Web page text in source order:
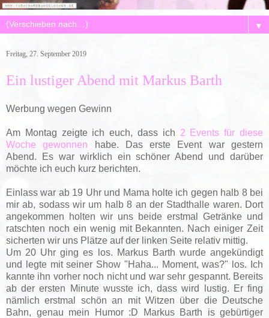
▼
Freitag, 27. September 2019
Ein lustiger Abend mit Markus Barth
Werbung wegen Gewinn
Am Montag zeigte ich euch, dass ich 2 Events für diese
Woche gewonnen habe. Das erste Event war gestern
Abend. Es war wirklich ein schöner Abend und darüber
möchte ich euch kurz berichten.
Einlass war ab 19 Uhr und Mama holte ich gegen halb 8 bei
mir ab, sodass wir um halb 8 an der Stadthalle waren. Dort
angekommen holten wir uns beide erstmal Getränke und
ratschten noch ein wenig mit Bekannten. Nach einiger Zeit
sicherten wir uns Plätze auf der linken Seite relativ mittig.
Um 20 Uhr ging es los. Markus Barth wurde angekündigt
und legte mit seiner Show "Haha... Moment, was?" los. Ich
kannte ihn vorher noch nicht und war sehr gespannt. Bereits
ab der ersten Minute wusste ich, dass wird lustig. Er fing
nämlich erstmal schön an mit Witzen über die Deutsche
Bahn, genau mein Humor :D Markus Barth is gebürtiger